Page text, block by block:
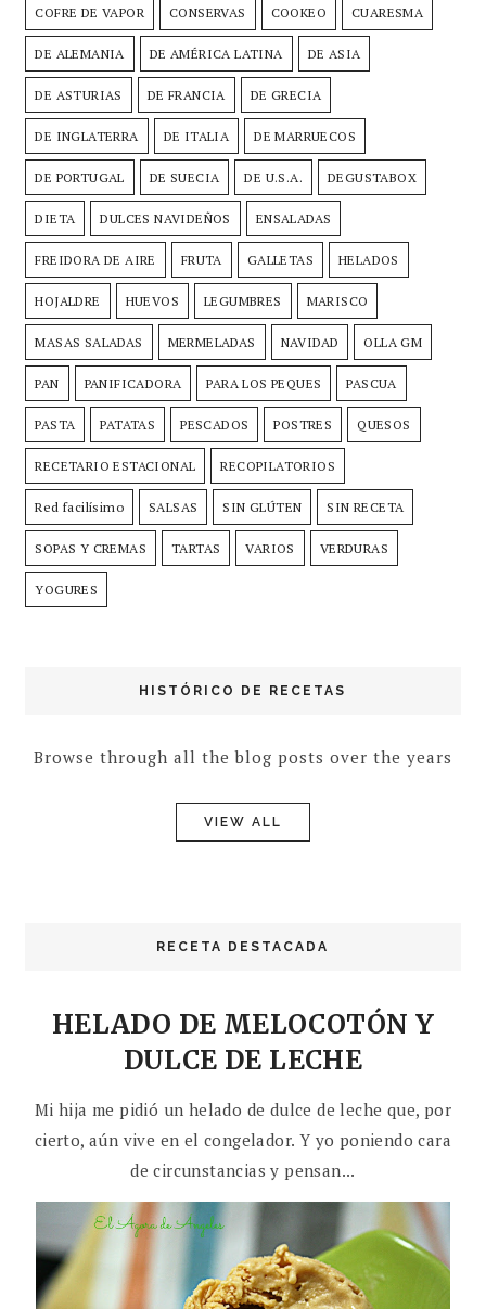
COFRE DE VAPOR CONSERVAS COOKEO CUARESMA
DE ALEMANIA DE AMÉRICA LATINA DE ASIA
DE ASTURIAS DE FRANCIA DE GRECIA
DE INGLATERRA DE ITALIA DE MARRUECOS
DE PORTUGAL DE SUECIA DE U.S.A. DEGUSTABOX
DIETA DULCES NAVIDEÑOS ENSALADAS
FREIDORA DE AIRE FRUTA GALLETAS HELADOS
HOJALDRE HUEVOS LEGUMBRES MARISCO
MASAS SALADAS MERMELADAS NAVIDAD OLLA GM
PAN PANIFICADORA PARA LOS PEQUES PASCUA
PASTA PATATAS PESCADOS POSTRES QUESOS
RECETARIO ESTACIONAL RECOPILATORIOS
Red facilísimo SALSAS SIN GLÚTEN SIN RECETA
SOPAS Y CREMAS TARTAS VARIOS VERDURAS
YOGURES
HISTÓRICO DE RECETAS
Browse through all the blog posts over the years
VIEW ALL
RECETA DESTACADA
HELADO DE MELOCOTÓN Y
DULCE DE LECHE
Mi hija me pidió un helado de dulce de leche que, por
cierto, aún vive en el congelador. Y yo poniendo cara
de circunstancias y pensan...